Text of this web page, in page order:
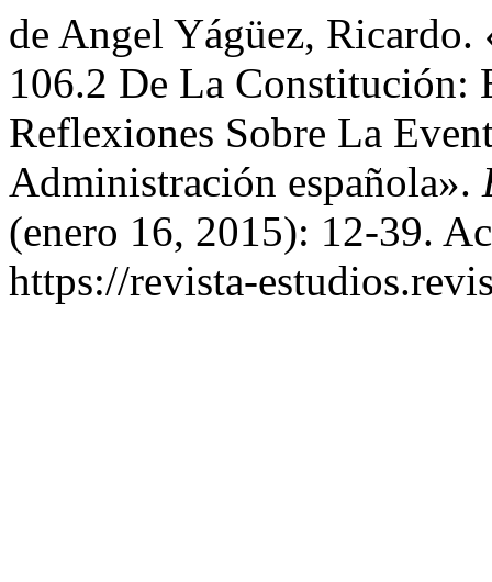
de Angel Yágüez,
106.2 De La Constitución:
Reflexiones Sobre La
Administración española».
(enero 16, 2015): 12-39.
https://revista-